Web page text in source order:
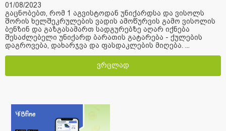
01/08/2023
გაცნობებთ, რომ 1 აგვისტოდან უნიქარდსა და ვისოლს
შორის ხელშეკრულების ვადის ამოწურვის გამო ვისოლის
ბენზინ და გაზგასამართ სადგურებზე აღარ იქნება
შესაძლებელი უნიქარდ ბარათის გატარება - ქულების
დაგროვება, დახარჯვა და ფასდაკლების მიღება. ...
ვრცლად